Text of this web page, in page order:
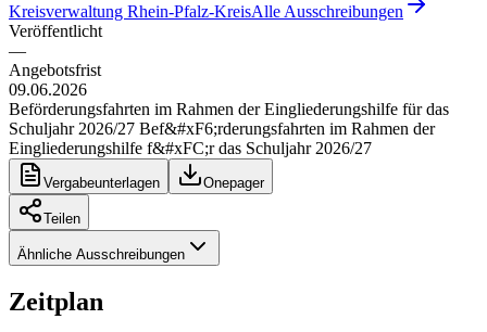
Kreisverwaltung Rhein-Pfalz-KreisAlle Ausschreibungen
Veröffentlicht
—
Angebotsfrist
09.06.2026
Beförderungsfahrten im Rahmen der Eingliederungshilfe für das
Schuljahr 2026/27 Bef&#xF6;rderungsfahrten im Rahmen der
Eingliederungshilfe f&#xFC;r das Schuljahr 2026/27
Vergabeunterlagen Onepager
Teilen
Ähnliche Ausschreibungen
Zeitplan